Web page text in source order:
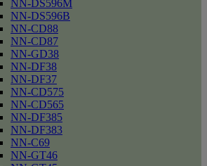
NN-DS596M
NN-DS596B
NN-CD88
NN-CD87
NN-GD38
NN-DF38
NN-DF37
NN-CD575
NN-CD565
NN-DF385
NN-DF383
NN-C69
NN-GT46